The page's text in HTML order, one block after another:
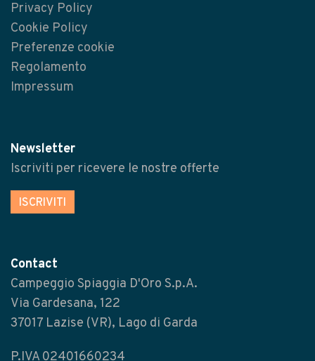
Privacy Policy
Cookie Policy
Preferenze cookie
Regolamento
Impressum
Newsletter
Iscriviti per ricevere le nostre offerte
ISCRIVITI
Contact
Campeggio Spiaggia D'Oro S.p.A.
Via Gardesana, 122
37017 Lazise (VR), Lago di Garda
P.IVA 02401660234